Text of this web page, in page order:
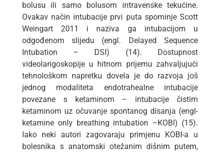
bolusu ili samo bolusom intravenske tekućine.
Ovakav način intubacije prvi puta spominje Scott
Weingart 2011 i naziva ga intubacijom u
odgođenom slijedu (engl. Delayed Sequence
Intubation – DSI) (14). Dostupnost
videolarigoskopije u hitnom prijemu zahvaljujući
tehnološkom napretku dovela je do razvoja još
jednog modaliteta endotrahealne intubacije
povezane s ketaminom – intubacije čistim
ketaminom uz očuvanje spontanog disanja (engl-
ketamine only breathing intubation –KOBI) (15).
Iako neki autori zagovaraju primjenu KOBI-a u
bolesnika s anatomski otežanim dišnim putem,